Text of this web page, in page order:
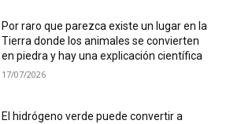
Por raro que parezca existe un lugar en la
Tierra donde los animales se convierten
en piedra y hay una explicación científica
17/07/2026
El hidrógeno verde puede convertir a